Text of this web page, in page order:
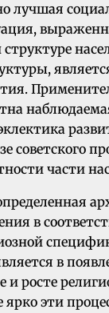
лучшая
советского
части
в
в
росте
ярко эти